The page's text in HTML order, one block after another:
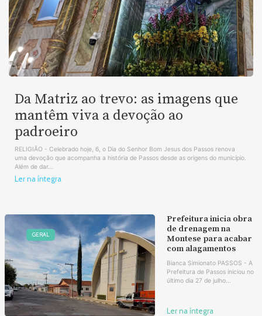
Da Matriz ao trevo: as imagens que
mantêm viva a devoção ao
padroeiro
RELIGIÃO - Celebrado hoje, 6, o Dia do Senhor Bom Jesus dos Passos renova
uma devoção que acompanha a história de Passos desde as origens do município.
Além de dar...
Ler na íntegra
GERAL
Prefeitura inicia obra
de drenagem na
Montese para acabar
com alagamentos
Bianca Simionato PASSOS - A
Prefeitura de Passos iniciou no
último dia 27 de julho...
Ler na íntegra